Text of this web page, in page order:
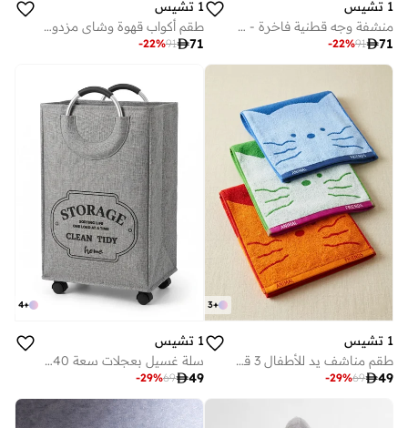
1 تشيس
منشفة وجه قطنية فاخرة - عبوة من قطعة - أبيض سم
71
91
-22%
1 تشيس
طقم أكواب قهوة وشاي مزدوج الجدار مع مقبض، قطع، مل
71
91
-22%
+
3
1 تشيس
طقم مناشف يد للأطفال 3 قطع - مناشف وجه ناعمة وماصة مصنوعة من القطن 100%، مناشف حمام بتصميم قطة لطيفة للأطفال والرضع والمدرسة والاستخدام اليومي
49
69
-29%
+
4
1 تشيس
سلة غسيل بعجلات سعة 40 لترًا - سلة ملابس قماشية قابلة للطي مزودة بعجلات ومقابض من الألومنيوم (بيج)
49
69
-29%